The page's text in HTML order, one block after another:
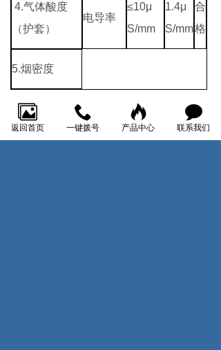
4.气体酸度
（护套）
电导率
≤10μ
S/mm
1.4μ
S/mm
合
格
5.烟密度
上一页：50-12对接头 下一页：综合电缆
返回首页 一键拨号 产品中心 联系我们